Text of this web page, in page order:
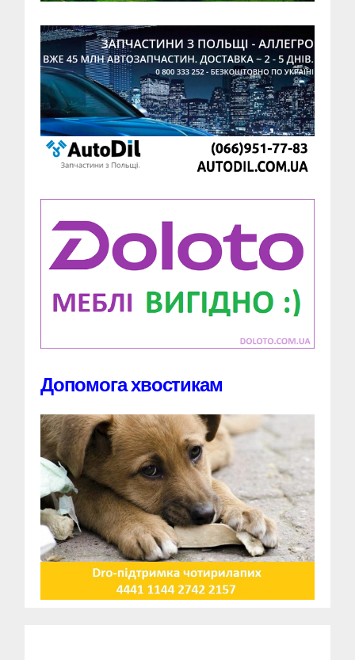
Допомога хвостикам